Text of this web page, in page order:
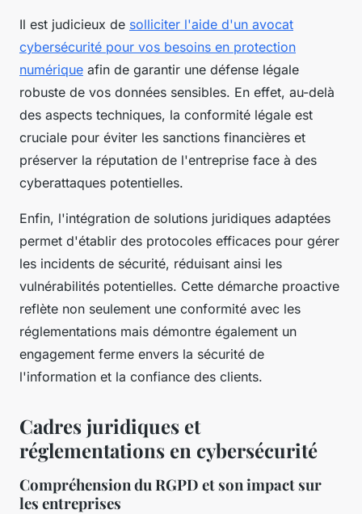
Il est judicieux de solliciter l'aide d'un avocat
cybersécurité pour vos besoins en protection
numérique afin de garantir une défense légale
robuste de vos données sensibles. En effet, au-delà
des aspects techniques, la conformité légale est
cruciale pour éviter les sanctions financières et
préserver la réputation de l'entreprise face à des
cyberattaques potentielles.
Enfin, l'intégration de solutions juridiques adaptées
permet d'établir des protocoles efficaces pour gérer
les incidents de sécurité, réduisant ainsi les
vulnérabilités potentielles. Cette démarche proactive
reflète non seulement une conformité avec les
réglementations mais démontre également un
engagement ferme envers la sécurité de
l'information et la confiance des clients.
Cadres juridiques et
réglementations en cybersécurité
Compréhension du RGPD et son impact sur
les entreprises